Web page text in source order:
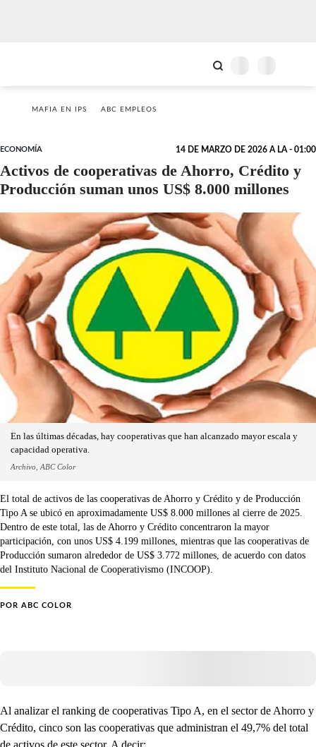
MAFIA EN IPS ABC EMPLEOS
ECONOMÍA 14 DE MARZO DE 2026 A LA - 01:00
Activos de cooperativas de Ahorro, Crédito y
Producción suman unos US$ 8.000 millones
En las últimas décadas, hay cooperativas que han alcanzado mayor escala y
capacidad operativa.
Archivo, ABC Color
El total de activos de las cooperativas de Ahorro y Crédito y de Producción
Tipo A se ubicó en aproximadamente US$ 8.000 millones al cierre de 2025.
Dentro de este total, las de Ahorro y Crédito concentraron la mayor
participación, con unos US$ 4.199 millones, mientras que las cooperativas de
Producción sumaron alrededor de US$ 3.772 millones, de acuerdo con datos
del Instituto Nacional de Cooperativismo (INCOOP).
POR ABC COLOR
Al analizar el ranking de cooperativas Tipo A, en el sector de Ahorro y
Crédito, cinco son las cooperativas que administran el 49,7% del total
de activos de este sector. A decir: